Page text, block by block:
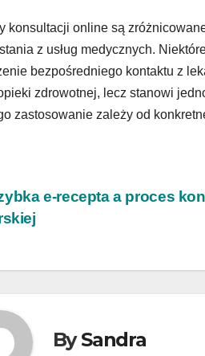
konsultacji online są
z usług medycznych.
bezpośredniego kontaktu z
zdrowotnej, lecz stanowi
zastosowanie zależy od
e-recepta a proces
BySandra